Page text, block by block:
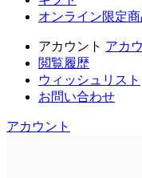
オンライン限定
アカウント アカ
閲覧履歴
ウィッシュリスト
お問い合わせ
アカウント